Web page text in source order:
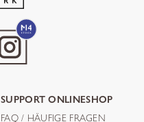
SUPPORT ONLINESHOP
FAQ / HÄUFIGE FRAGEN